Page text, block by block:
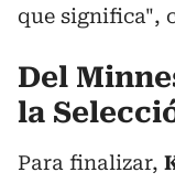
que significa",
Del
la
Para finalizar,